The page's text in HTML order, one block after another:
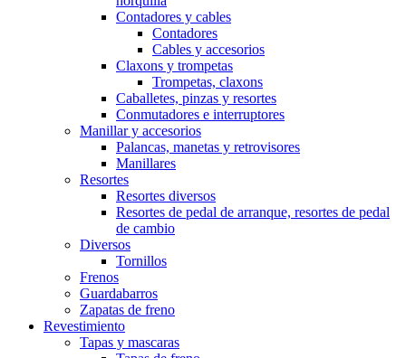
Contadores y cables
Contadores
Cables y accesorios
Claxons y trompetas
Trompetas, claxons
Caballetes, pinzas y resortes
Conmutadores e interruptores
Manillar y accesorios
Palancas, manetas y retrovisores
Manillares
Resortes
Resortes diversos
Resortes de pedal de arranque, resortes de pedal
de cambio
Diversos
Tornillos
Frenos
Guardabarros
Zapatas de freno
Revestimiento
Tapas y mascaras